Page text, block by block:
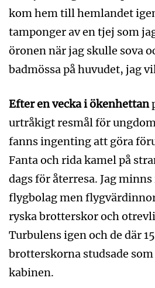
kom hem till hemlandet
tamponger av en tjej som
öronen när jag skulle sova
badmössa på huvudet, jag
Efter en vecka i ökenhettan
urtråkigt resmål för
fanns ingenting att göra
Fanta och rida kamel på
dags för återresa. Jag
flygbolag men
ryska brotterskor och
Turbulens igen och de där
brotterskorna studsade
kabinen.